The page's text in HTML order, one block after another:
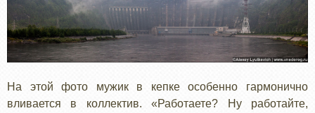
На этой фото мужик в кепке особенно гармонично
вливается в коллектив. «Работаете? Ну работайте,